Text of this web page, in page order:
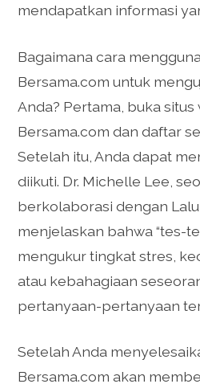
mendapatkan informasi
Bagaimana cara
Bersama.com untuk
Anda? Pertama, buka situs
Bersama.com dan daftar
Setelah itu, Anda dapat
diikuti. Dr. Michelle Lee,
berkolaborasi dengan
menjelaskan bahwa “tes-
mengukur tingkat stres,
atau kebahagiaan
pertanyaan-pertanyaan
Setelah Anda
Bersama.com akan